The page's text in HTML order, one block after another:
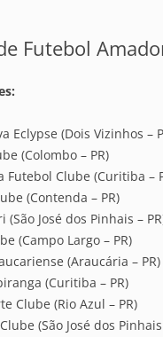
Futebol
Eclypse (Dois Vizinhos –
(Colombo – PR)
Clube (Curitiba –
(Contenda – PR)
José dos Pinhais –
(Campo Largo – PR)
(Araucária – PR)
(Curitiba – PR)
Clube (Rio Azul – PR)
(São José dos Pinhais